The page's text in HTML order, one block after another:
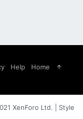
Help Home
XenForo Ltd.
Style